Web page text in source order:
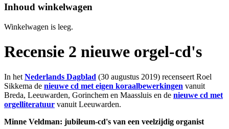
Inhoud winkelwagen
Winkelwagen is leeg.
Recensie 2 nieuwe orgel-cd's
In het Nederlands Dagblad (30 augustus 2019) recenseert Roel
Sikkema de nieuwe cd met eigen koraalbewerkingen vanuit
Breda, Leeuwarden, Gorinchem en Maassluis en de nieuwe cd met
orgelliteratuur vanuit Leeuwarden.
Minne Veldman: jubileum-cd's van een veelzijdig organist